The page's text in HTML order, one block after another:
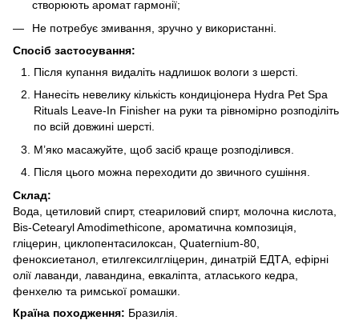
створюють аромат гармонії;
Не потребує змивання, зручно у використанні.
Спосіб застосування:
Після купання видаліть надлишок вологи з шерсті.
Нанесіть невелику кількість кондиціонера Hydra Pet Spa
Rituals Leave-In Finisher на руки та рівномірно розподіліть
по всій довжині шерсті.
М’яко масажуйте, щоб засіб краще розподілився.
Після цього можна переходити до звичного сушіння.
Склад:
Вода, цетиловий спирт, стеариловий спирт, молочна кислота,
Bis-Cetearyl Amodimethicone, ароматична композиція,
гліцерин, циклопентасилоксан, Quaternium-80,
феноксиетанол, етилгексилгліцерин, динатрій ЕДТА, ефірні
олії лаванди, лавандина, евкаліпта, атласького кедра,
фенхелю та римської ромашки.
Країна походження: Бразилія.